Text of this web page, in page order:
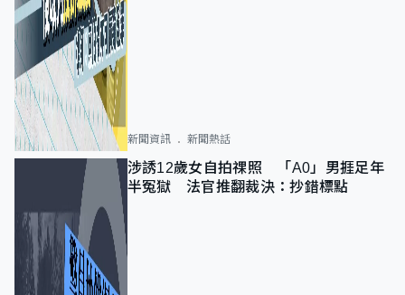
新聞資訊 新聞熱話
涉誘12歲女自拍祼照 「A0」男捱足年
半冤獄 法官推翻裁決：抄錯標點